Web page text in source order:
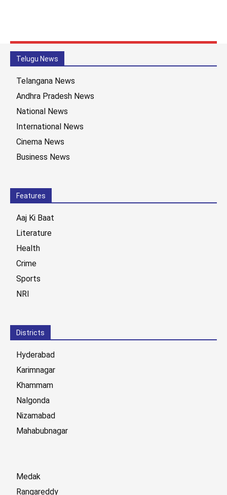
Telugu News
Telangana News
Andhra Pradesh News
National News
International News
Cinema News
Business News
Features
Aaj Ki Baat
Literature
Health
Crime
Sports
NRI
Districts
Hyderabad
Karimnagar
Khammam
Nalgonda
Nizamabad
Mahabubnagar
Medak
Rangareddy